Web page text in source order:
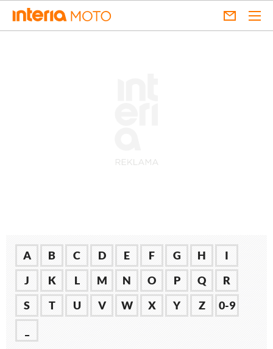
A B C D E F G H
I
J
K L M N O P Q
R
S
T U V W X Y Z
0-9